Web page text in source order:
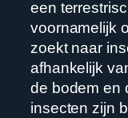
een
voornamelijk
zoekt naar
afhankelijk
de bodem en
insecten zijn